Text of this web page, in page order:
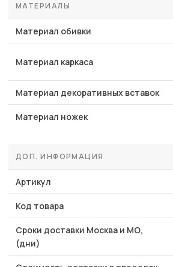
МАТЕРИАЛЫ
Материал обивки
Материал каркаса
Материал декоративных вставок
Материал ножек
ДОП. ИНФОРМАЦИЯ
Артикул
Код товара
Сроки доставки Москва и МО,
(дни)